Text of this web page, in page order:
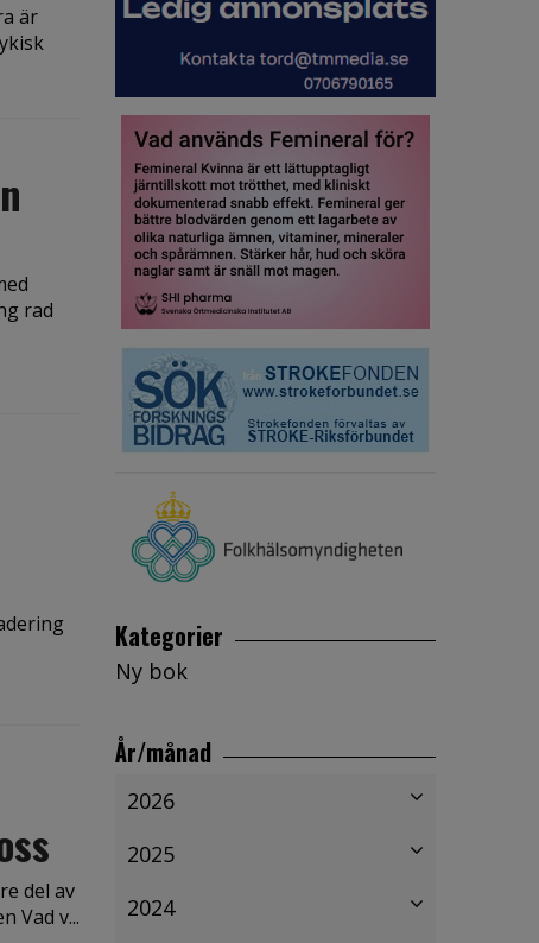
är
rad
del av
Vad v...
Kategorier
Ny bok
År/månad
2026
2025
2024